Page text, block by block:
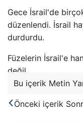
Gece İsrail'de
düzenlendi. İsrail
durdurdu.
Füzelerin İsrail'e
değil.
Bu içerik Metin
Önceki içerik